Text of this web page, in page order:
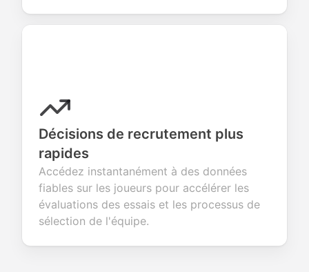
Décisions de recrutement plus
rapides
Accédez instantanément à des données
fiables sur les joueurs pour accélérer les
évaluations des essais et les processus de
sélection de l'équipe.